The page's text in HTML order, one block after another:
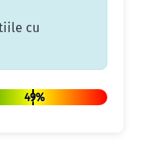
cu
49%